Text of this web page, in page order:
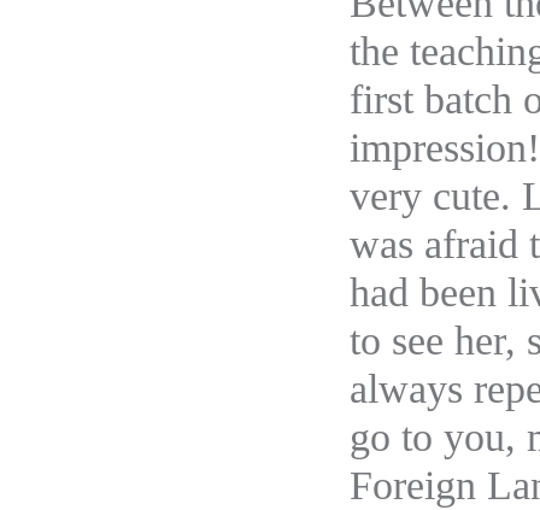
the
first batch
very cute.
was afraid
had been
to see her,
always
go to you,
Foreign